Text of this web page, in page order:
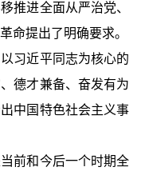
推进全面从严治党、
命提出了明确要求。
习近平同志为核心的
德才兼备、奋发有为
中国特色社会主义事
前和今后一个时期全